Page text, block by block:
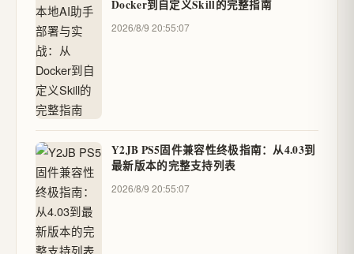
Docker到自定义Skill的完整指南
2026/8/9 20:55:07
Y2JB PS5固件兼容性终极指南：从4.03到
最新版本的完整支持列表
2026/8/9 20:55:07